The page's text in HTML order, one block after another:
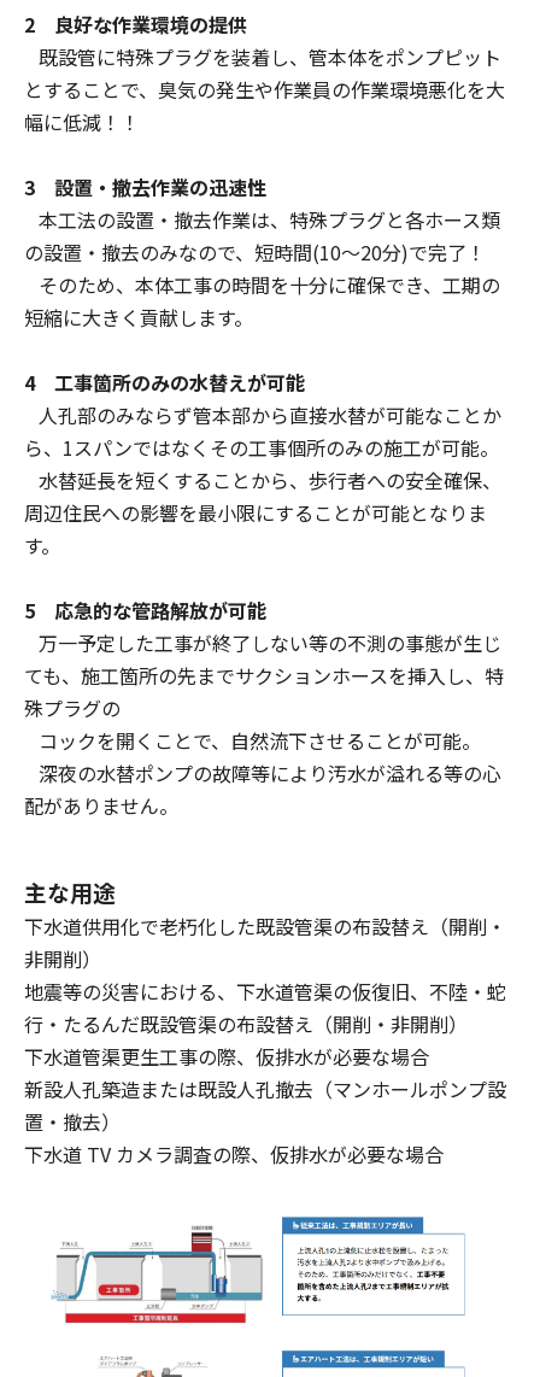
2 良好な作業環境の提供
既設管に特殊プラグを装着し、管本体をポンプピット
とすることで、臭気の発生や作業員の作業環境悪化を大
幅に低減！！
3 設置・撤去作業の迅速性
本工法の設置・撤去作業は、特殊プラグと各ホース類
の設置・撤去のみなので、短時間(10～20分)で完了！
そのため、本体工事の時間を十分に確保でき、工期の
短縮に大きく貢献します。
4 工事箇所のみの水替えが可能
人孔部のみならず管本部から直接水替が可能なことか
ら、1スパンではなくその工事個所のみの施工が可能。
水替延長を短くすることから、歩行者への安全確保、
周辺住民への影響を最小限にすることが可能となりま
す。
5 応急的な管路解放が可能
万一予定した工事が終了しない等の不測の事態が生じ
ても、施工箇所の先までサクションホースを挿入し、特
殊プラグの
コックを開くことで、自然流下させることが可能。
深夜の水替ポンプの故障等により汚水が溢れる等の心
配がありません。
主な用途
下水道供用化で老朽化した既設管渠の布設替え（開削・
非開削）
地震等の災害における、下水道管渠の仮復旧、不陸・蛇
行・たるんだ既設管渠の布設替え（開削・非開削）
下水道管渠更生工事の際、仮排水が必要な場合
新設人孔築造または既設人孔撤去（マンホールポンプ設
置・撤去）
下水道 TV カメラ調査の際、仮排水が必要な場合